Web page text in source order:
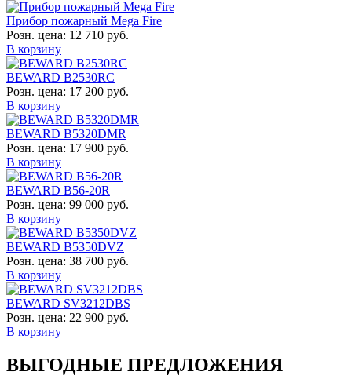
Прибор пожарный Mega Fire
Розн. цена: 12 710 руб.
В корзину
BEWARD B2530RC
Розн. цена: 17 200 руб.
В корзину
BEWARD B5320DMR
Розн. цена: 17 900 руб.
В корзину
BEWARD B56-20R
Розн. цена: 99 000 руб.
В корзину
BEWARD B5350DVZ
Розн. цена: 38 700 руб.
В корзину
BEWARD SV3212DBS
Розн. цена: 22 900 руб.
В корзину
ВЫГОДНЫЕ ПРЕДЛОЖЕНИЯ